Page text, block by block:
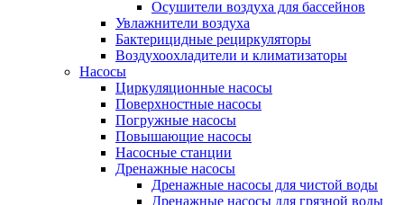
Осушители воздуха для бассейнов
Увлажнители воздуха
Бактерицидные рециркуляторы
Воздухоохладители и климатизаторы
Насосы
Циркуляционные насосы
Поверхностные насосы
Погружные насосы
Повышающие насосы
Насосные станции
Дренажные насосы
Дренажные насосы для чистой воды
Дренажные насосы для грязной воды